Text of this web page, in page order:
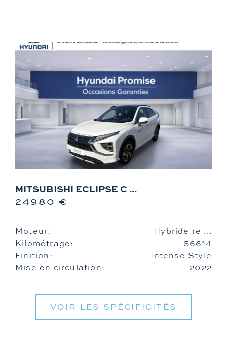
MITSUBISHI ECLIPSE C ...
24980 €
Moteur:
Hybride re ...
Kilométrage:
56614
Finition:
Intense Style
Mise en circulation:
2022
VOIR LES SPÉCIFICITÉS